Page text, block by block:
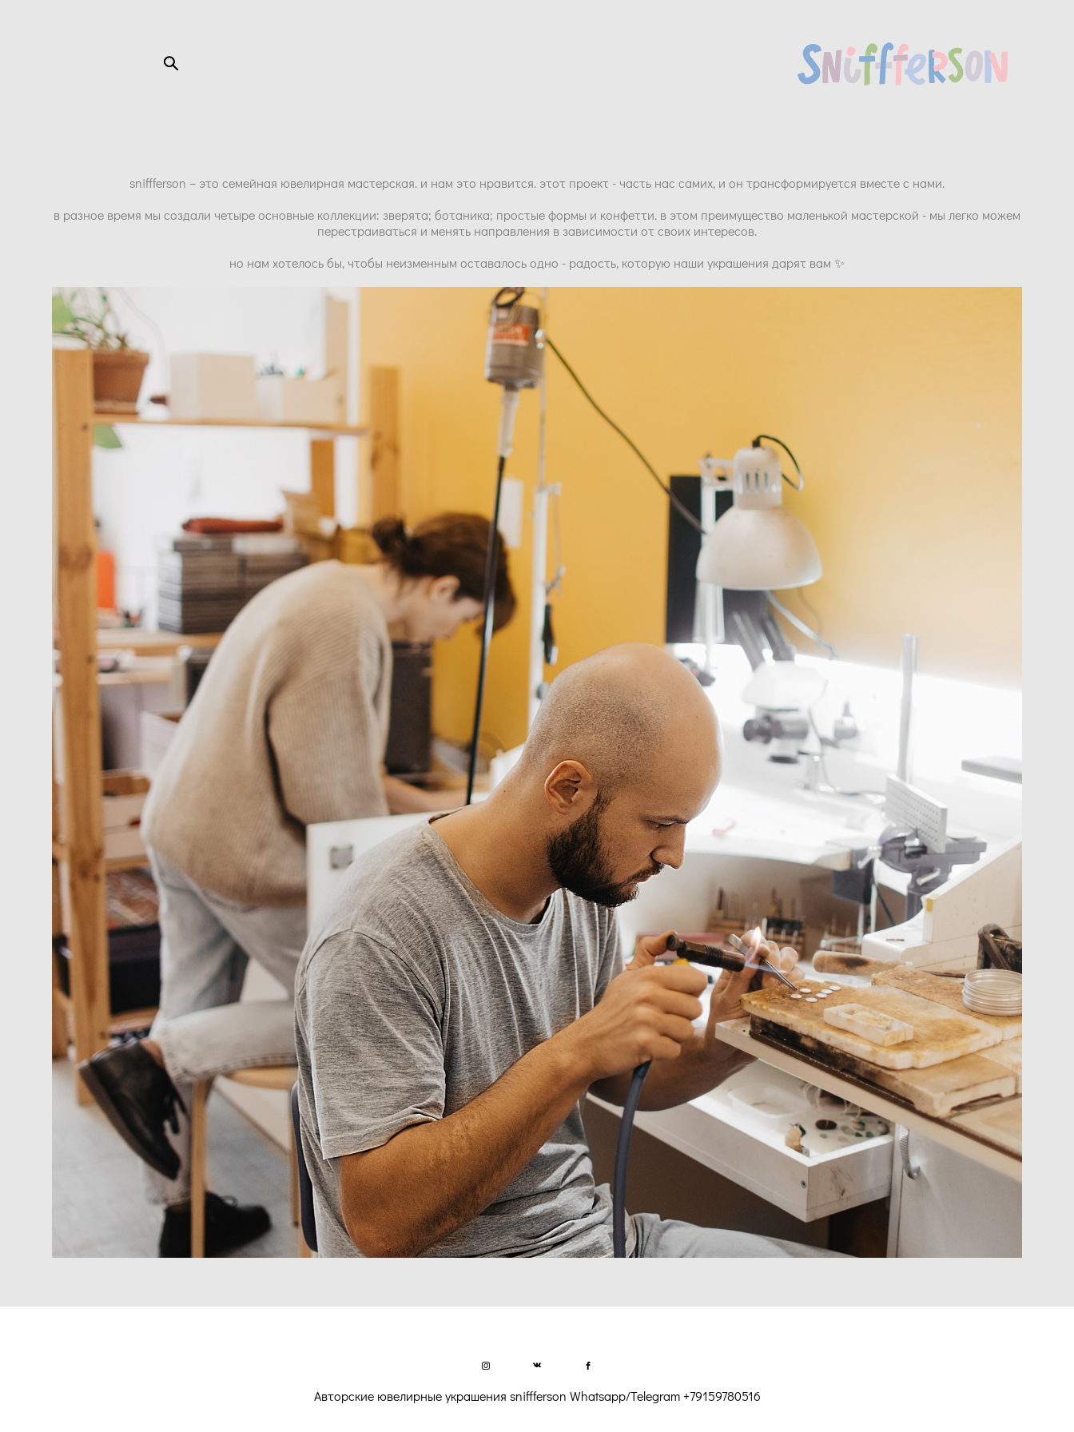
sniffferson – это семейная ювелирная мастерская. и нам это нравится. этот проект - часть нас самих, и он трансформируется вместе с нами.
в разное время мы создали четыре основные коллекции: зверята; ботаника; простые формы и конфетти. в этом преимущество маленькой мастерской - мы легко можем
перестраиваться и менять направления в зависимости от своих интересов.
но нам хотелось бы, чтобы неизменным оставалось одно - радость, которую наши украшения дарят вам ✨
Авторские ювелирные украшения sniffferson Whatsapp/Telegram+79159780516